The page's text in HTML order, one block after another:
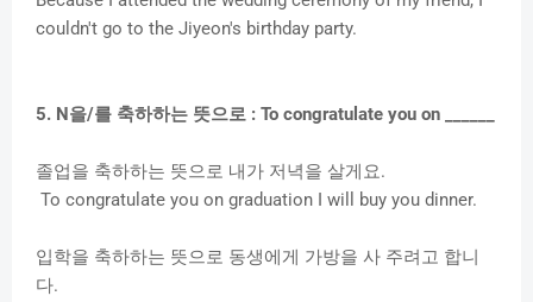
couldn't go to the Jiyeon's birthday party.
5. N을/를 축하하는 뜻으로 : To congratulate you on ______
졸업을 축하하는 뜻으로 내가 저녁을 살게요.
To congratulate you on graduation I will buy you dinner.
입학을 축하하는 뜻으로 동생에게 가방을 사 주려고 합니
다.